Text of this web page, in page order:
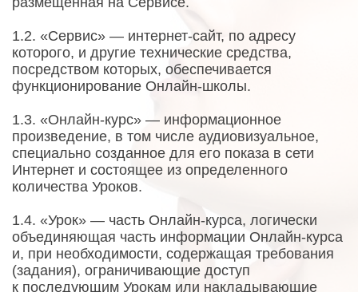
1.2. «Сервис» — интернет-сайт, по адресу
которого, и другие технические средства,
посредством которых, обеспечивается
функционирование Онлайн-школы.
1.3. «Онлайн-курс» — информационное
произведение, в том числе аудиовизуальное,
специально созданное для его показа в сети
Интернет и состоящее из определенного
количества Уроков.
1.4. «Урок» — часть Онлайн-курса, логически
объединяющая часть информации Онлайн-курса
и, при необходимости, содержащая требования
(задания), ограничивающие доступ
к последующим Урокам или накладывающие